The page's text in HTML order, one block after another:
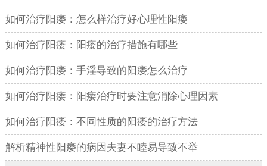
如何治疗阳痿：怎么样治疗好心理性阳痿
如何治疗阳痿：阳痿的治疗措施有哪些
如何治疗阳痿：手淫导致的阳痿怎么治疗
如何治疗阳痿：阳痿治疗时要注意消除心理因素
如何治疗阳痿：不同性质的阳痿的治疗方法
解析精神性阳痿的病因夫妻不睦易导致不举